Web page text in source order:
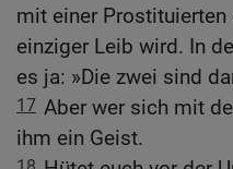
mit einer
einziger Leib wird. In
es ja: »Die zwei sind
17 Aber wer sich mit
ihm ein Geist.